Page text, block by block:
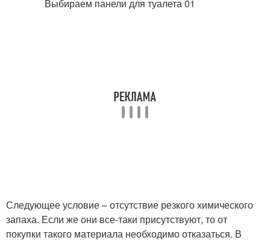
Следующее условие – отсутствие резкого химического
запаха. Если же они все-таки присутствуют, то от
покупки такого материала необходимо отказаться. В